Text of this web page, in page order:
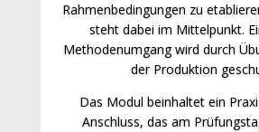
Rahmenbedingungen zu
steht dabei im Mittelpunkt.
Methodenumgang wird durch
der Produktion
Das Modul beinhaltet ein
Anschluss, das am